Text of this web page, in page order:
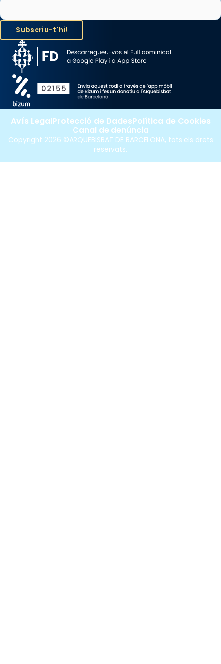
Photo
View on Facebook · Share
Copyright 2026 ©ARQUEBISBAT DE BARCELONA, tots els drets
reservats.
Avís LegalProtecció de DadesPolítica de Cookies
Canal de denúncia